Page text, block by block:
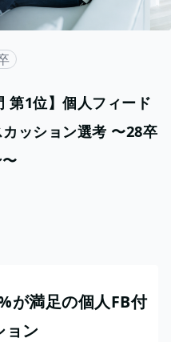
第1位】個人フィード
ッション選考 〜28卒
が満足の個人FB付
ョン